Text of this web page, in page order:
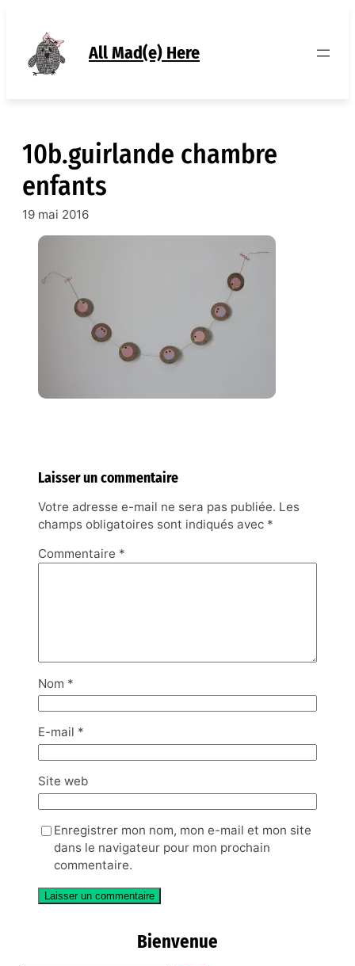
contenu
All Mad(e) Here
10b.guirlande chambre
enfants
19 mai 2016
Laisser un commentaire
Votre adresse e-mail ne sera pas publiée. Les
champs obligatoires sont indiqués avec *
Commentaire *
Nom *
E-mail *
Site web
Enregistrer mon nom, mon e-mail et mon site
dans le navigateur pour mon prochain
commentaire.
Bienvenue